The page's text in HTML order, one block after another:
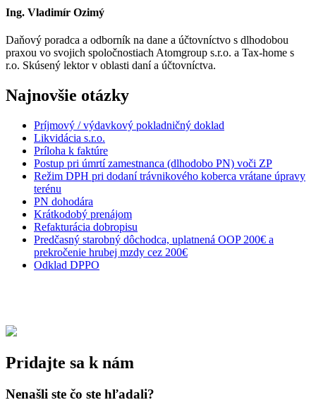
Ing. Vladimír Ozimý
Daňový poradca a odborník na dane a účtovníctvo s dlhodobou
praxou vo svojich spoločnostiach Atomgroup s.r.o. a Tax-home s
r.o. Skúsený lektor v oblasti daní a účtovníctva.
Najnovšie otázky
Príjmový / výdavkový pokladničný doklad
Likvidácia s.r.o.
Príloha k faktúre
Postup pri úmrtí zamestnanca (dlhodobo PN) voči ZP
Režim DPH pri dodaní trávnikového koberca vrátane úpravy
terénu
PN dohodára
Krátkodobý prenájom
Refakturácia dobropisu
Predčasný starobný dôchodca, uplatnená OOP 200€ a
prekročenie hrubej mzdy cez 200€
Odklad DPPO
Pridajte sa k nám
Nenašli ste čo ste hľadali?